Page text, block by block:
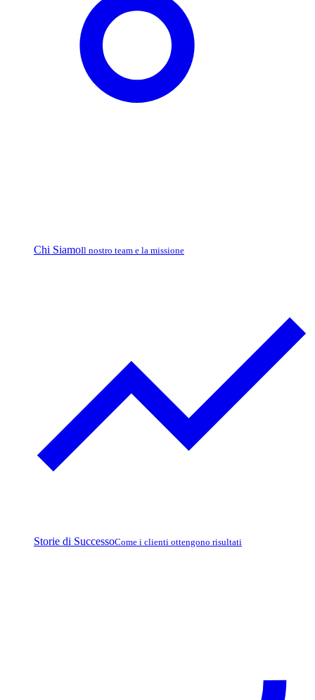
Chi SiamoIl nostro team e la missione
Storie di SuccessoCome i clienti ottengono risultati